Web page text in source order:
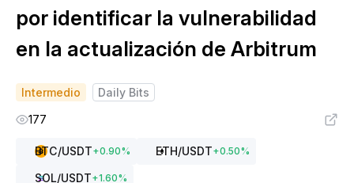
por identificar la vulnerabilidad
en la actualización de Arbitrum
Intermedio
Daily Bits
177
BTC/USDT+0.90% ETH/USDT+0.50%
SOL/USDT+1.60%